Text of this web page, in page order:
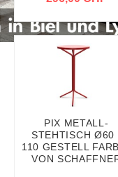
PIX METALL-
STEHTISCH Ø60
110 GESTELL
VON